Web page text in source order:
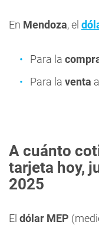
En Mendoza, el
Para la
Para la venta a
A cuánto
tarjeta hoy,
2025
El dólar MEP